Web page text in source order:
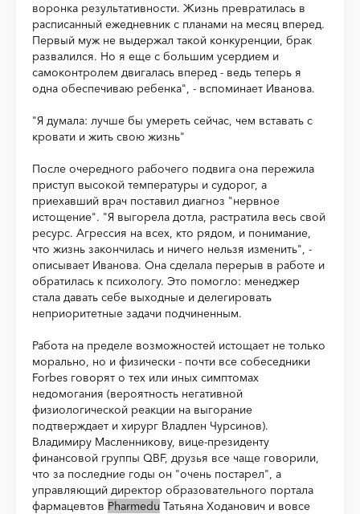
воронка результативности. Жизнь превратилась в
расписанный ежедневник с планами на месяц вперед.
Первый муж не выдержал такой конкуренции, брак
развалился. Но я еще с большим усердием и
самоконтролем двигалась вперед - ведь теперь я
одна обеспечиваю ребенка", - вспоминает Иванова.
"Я думала: лучше бы умереть сейчас, чем вставать с
кровати и жить свою жизнь"
После очередного рабочего подвига она пережила
приступ высокой температуры и судорог, а
приехавший врач поставил диагноз "нервное
истощение". "Я выгорела дотла, растратила весь свой
ресурс. Агрессия на всех, кто рядом, и понимание,
что жизнь закончилась и ничего нельзя изменить", -
описывает Иванова. Она сделала перерыв в работе и
обратилась к психологу. Это помогло: менеджер
стала давать себе выходные и делегировать
неприоритетные задачи подчиненным.
Работа на пределе возможностей истощает не только
морально, но и физически - почти все собеседники
Forbes говорят о тех или иных симптомах
недомогания (вероятность негативной
физиологической реакции на выгорание
подтверждает и хирург Владлен Чурсинов).
Владимиру Масленникову, вице-президенту
финансовой группы QBF, друзья все чаще говорили,
что за последние годы он "очень постарел", а
управляющий директор образовательного портала
фармацевтов Pharmedu Татьяна Ходанович и вовсе